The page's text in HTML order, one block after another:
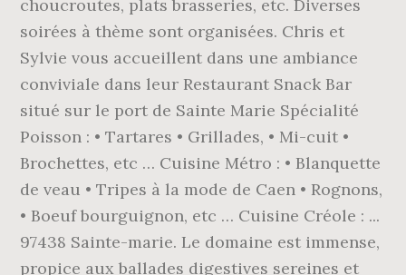
choucroutes, plats brasseries, etc. Diverses
soirées à thème sont organisées. Chris et
Sylvie vous accueillent dans une ambiance
conviviale dans leur Restaurant Snack Bar
situé sur le port de Sainte Marie Spécialité
Poisson : • Tartares • Grillades, • Mi-cuit •
Brochettes, etc … Cuisine Métro : • Blanquette
de veau • Tripes à la mode de Caen • Rognons,
• Boeuf bourguignon, etc … Cuisine Créole : ...
97438 Sainte-marie. Le domaine est immense,
propice aux ballades digestives sereines et